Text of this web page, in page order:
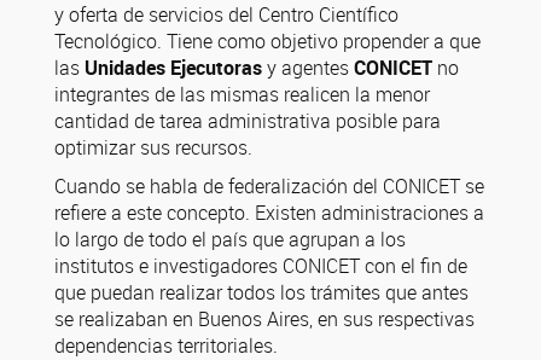
y oferta de servicios del Centro Científico
Tecnológico. Tiene como objetivo propender a que
las Unidades Ejecutorasy agentesCONICET no
integrantes de las mismas realicen la menor
cantidad de tarea administrativa posible para
optimizar sus recursos.
Cuando se habla de federalización del CONICET se
refiere a este concepto. Existen administraciones a
lo largo de todo el país que agrupan a los
institutos e investigadores CONICET con el fin de
que puedan realizar todos los trámites que antes
se realizaban en Buenos Aires, en sus respectivas
dependencias territoriales.